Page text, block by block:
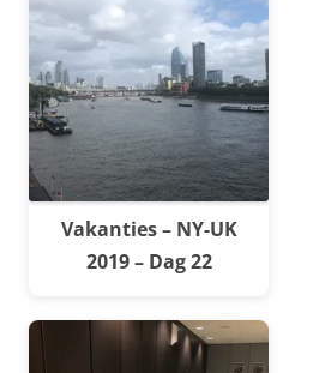
Vakanties – NY-UK
2019 – Dag 22